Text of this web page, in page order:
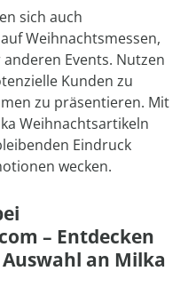
sich auch
Weihnachtsmessen,
Events. Nutzen
Kunden zu
zu präsentieren. Mit
Weihnachtsartikeln
Eindruck
wecken.
– Entdecken
an Milka